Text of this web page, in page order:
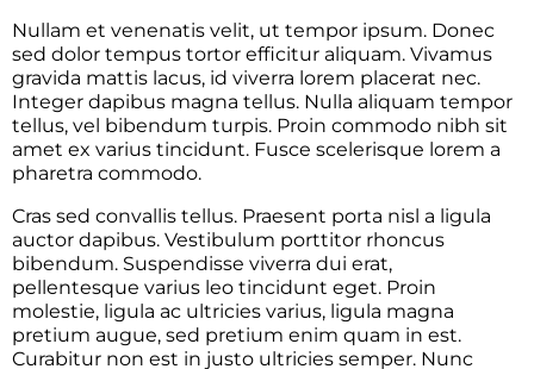
Nullam et venenatis velit, ut tempor ipsum. Donec
sed dolor tempus tortor efficitur aliquam. Vivamus
gravida mattis lacus, id viverra lorem placerat nec.
Integer dapibus magna tellus. Nulla aliquam tempor
tellus, vel bibendum turpis. Proin commodo nibh sit
amet ex varius tincidunt. Fusce scelerisque lorem a
pharetra commodo.
Cras sed convallis tellus. Praesent porta nisl a ligula
auctor dapibus. Vestibulum porttitor rhoncus
bibendum. Suspendisse viverra dui erat,
pellentesque varius leo tincidunt eget. Proin
molestie, ligula ac ultricies varius, ligula magna
pretium augue, sed pretium enim quam in est.
Curabitur non est in justo ultricies semper. Nunc